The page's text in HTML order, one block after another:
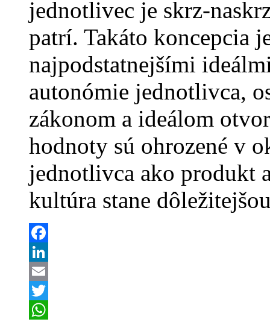
jednotlivec je skrz-
patrí. Takáto koncepcia
najpodstatnejšími
autonómie jednotlivca,
zákonom a ideálom
hodnoty sú ohrozené v
jednotlivca ako produkt
kultúra stane
Facebook
LinkedIn
Email
Twitter